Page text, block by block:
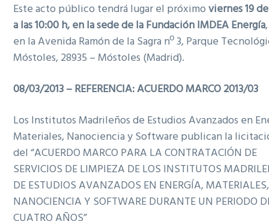
Este acto público tendrá lugar el próximoviernes 19
a las 10:00 h, en la sede de la Fundación IMDEA Energía
en la Avenida Ramón de la Sagra nº 3, Parque
Móstoles, 28935 – Móstoles (Madrid).
08/03/2013 – REFERENCIA: ACUERDO MARCO 2013/03
Los Institutos Madrileños de Estudios Avanzados en
Materiales, Nanociencia y Software publican la
del “ACUERDO MARCO PARA LA CONTRATACIÓN DE
SERVICIOS DE LIMPIEZA DE LOS INSTITUTOS
DE ESTUDIOS AVANZADOS EN ENERGÍA, MATERIALES,
NANOCIENCIA Y SOFTWARE DURANTE UN PERIODO